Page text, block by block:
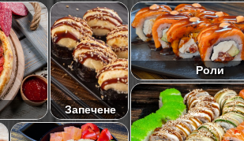
Запечене
Роли